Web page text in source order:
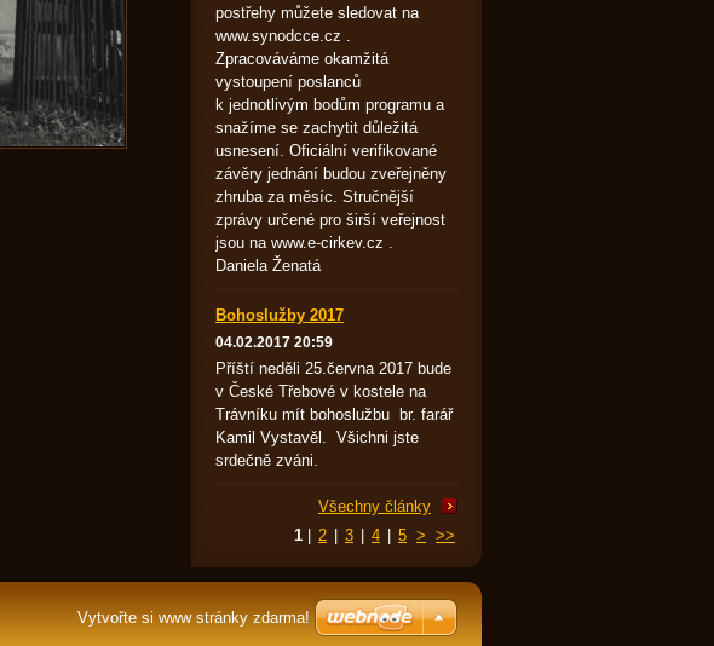
postřehy můžete sledovat na
www.synodcce.cz .
Zpracováváme okamžitá
vystoupení poslanců
k jednotlivým bodům programu a
snažíme se zachytit důležitá
usnesení. Oficiální verifikované
závěry jednání budou zveřejněny
zhruba za měsíc. Stručnější
zprávy určené pro širší veřejnost
jsou na www.e-cirkev.cz .
Daniela Ženatá
Bohoslužby 2017
04.02.2017 20:59
Příští neděli 25.června 2017 bude
v České Třebové v kostele na
Trávníku mít bohoslužbu br. farář
Kamil Vystavěl. Všichni jste
srdečně zváni.
Všechny články
1
2 3 4 5 > >>
Vytvořte si www stránky zdarma!